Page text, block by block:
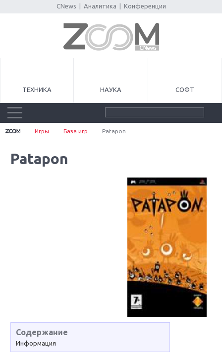
CNews Аналитика Конференции
ТЕХНИКА НАУКА СОФТ
Игры База игр Patapon
Patapon
Содержание
Информация